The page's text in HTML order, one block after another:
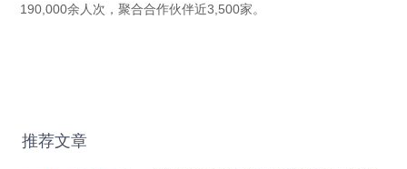
190,000余人次，聚合合作伙伴近3,500家。
推荐文章